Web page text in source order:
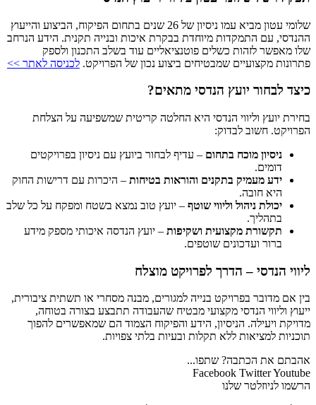
שלומי עטון מביא עמו ניסיון של 26 שנים בתחום הפיקוח, הביצוע והייעוץ
ההנדסי, עם התמקדות מיוחדת בבקרת איכות ובנייה תקנית. הידע הנרחב
שלו מאפשר לזהות כשלים פוטנציאליים עוד בשלב התכנון ולספק
פתרונות מקצועיים שמבטיחים ביצוע נכון של הפרויקט. לכניסה לאתר >>
כיצד לבחור יועץ הנדסי מתאים?
בחירת יועץ וליווי הנדסי היא החלטה קריטית שמשפיעה על הצלחת
הפרויקט. חשוב לבדוק:
ניסיון מוכח בתחום – עדיף לבחור ביועץ עם ניסיון בפרויקטים
דומים.
ידע מעמיק בתקנים והוראות בטיחות – היכרות עם דרישות החוק
היא חובה.
יכולת ניהול וליווי שוטף – יועץ טוב נמצא בשטח ומפקח על כל שלב
בתהליך.
תקשורת מקצועית ושקיפות – יועץ הנדסה איכותי מספק מידע
ברור ועדכונים שוטפים.
ליווי הנדסי – הדרך לפרויקט מוצלח
בין אם מדובר בפרויקט בנייה למגורים, מבנה מסחרי או תשתית ציבורית,
ייעוץ וליווי הנדסי מקצועי מבטיח שהעבודה תתבצע בצורה בטוחה,
מדויקת ויעילה. הניסיון, הידע והפיקוח הצמוד הם שמאפשרים להפוך
תוכניות למציאות ללא תקלות ובעיות בלתי צפויות.
אהבתם את הכתבה? שתפו...
Facebook TwitterYoutube
הרשמו לניוזלטר שלנו